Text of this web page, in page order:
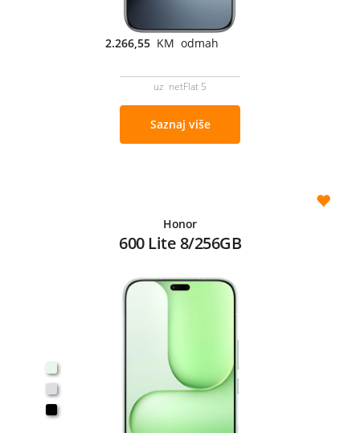
2.266,55 KM odmah
uz netFlat 5
Saznaj više
Honor
600 Lite 8/256GB